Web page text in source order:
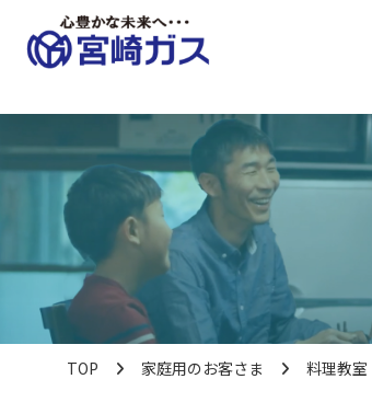
TOP 家庭用のお客さま 料理教室